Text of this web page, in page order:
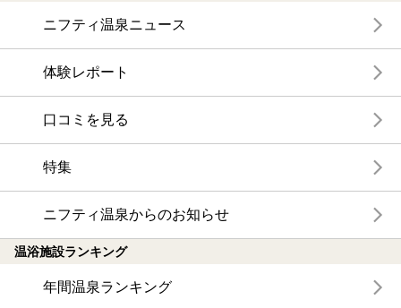
ニフティ温泉ニュース
体験レポート
口コミを見る
特集
ニフティ温泉からのお知らせ
温浴施設ランキング
年間温泉ランキング